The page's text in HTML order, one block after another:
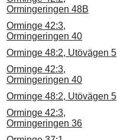
Ormingeringen 48B
Orminge 42:3,
Ormingeringen 40
Orminge 48:2, Utövägen 5
Orminge 42:3,
Ormingeringen 40
Orminge 48:2, Utövägen 5
Orminge 42:3,
Ormingeringen 36